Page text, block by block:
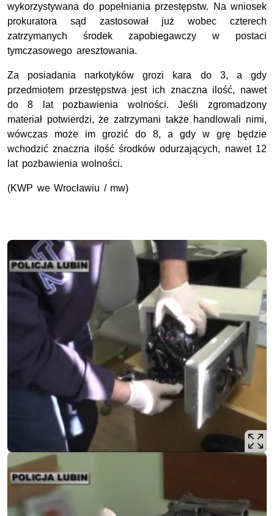
wykorzystywana do popełniania przestępstw. Na wniosek
prokuratora sąd zastosował już wobec czterech
zatrzymanych środek zapobiegawczy w postaci
tymczasowego aresztowania.
Za posiadania narkotyków grozi kara do 3, a gdy
przedmiotem przestępstwa jest ich znaczna ilość, nawet
do 8 lat pozbawienia wolności. Jeśli zgromadzony
materiał potwierdzi, że zatrzymani także handlowali nimi,
wówczas może im grozić do 8, a gdy w grę będzie
wchodzić znaczna ilość środków odurzających, nawet 12
lat pozbawienia wolności.
(KWP we Wrocławiu / mw)